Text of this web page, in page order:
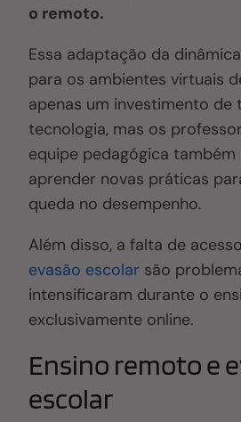
o remoto.
Essa adaptação da
para os ambientes virtuais
apenas um investimento de
tecnologia, mas os
equipe pedagógica
aprender novas práticas
queda no desempenho.
Além disso, a falta de
evasão escolar são
intensificaram durante o
exclusivamente online.
Ensino remoto e
escolar